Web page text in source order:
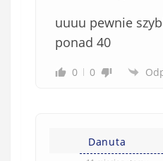
uuuu pewnie
ponad 40
0 0
Danuta